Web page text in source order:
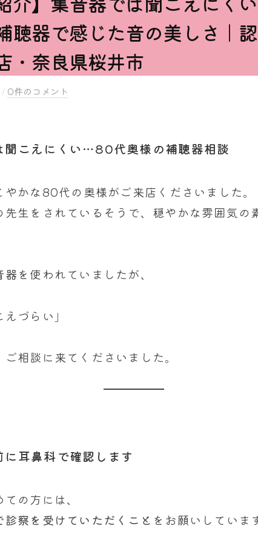
聴器で感じた音の美しさ｜
・奈良県桜井市
b
k
r
/ 0件のコメント
聞こえにくい…80代奥様の補聴器相談
やかな80代の奥様がご来店くださいました。
先生をされているそうで、穏やかな雰囲気の
器を使われていましたが、
えづらい」
相談に来てくださいました。
に耳鼻科で確認します
の方には、
診察を受けていただくこと をお願いしていま